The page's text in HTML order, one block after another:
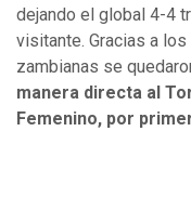
dejando el global 4-4
visitante. Gracias a
zambianas se
manera directa al
Femenino, por